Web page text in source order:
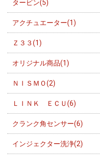
タービン(5)
アクチュエーター(1)
Ｚ３３(1)
オリジナル商品(1)
ＮＩＳＭＯ(2)
ＬＩＮＫ ＥＣＵ(6)
クランク角センサー(6)
インジェクター洗浄(2)